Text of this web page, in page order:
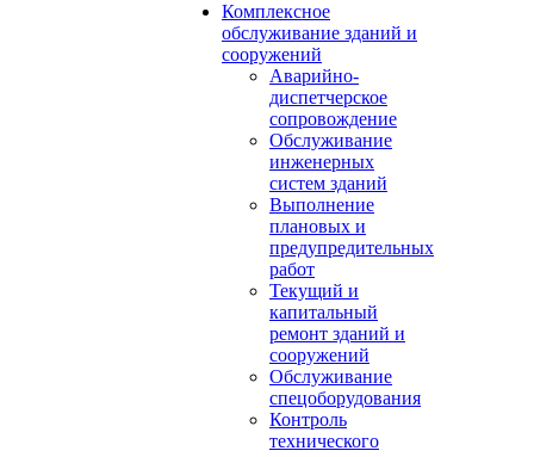
Комплексное
обслуживание зданий и
сооружений
Аварийно-
диспетчерское
сопровождение
Обслуживание
инженерных
систем зданий
Выполнение
плановых и
предупредительных
работ
Текущий и
капитальный
ремонт зданий и
сооружений
Обслуживание
спецоборудования
Контроль
технического